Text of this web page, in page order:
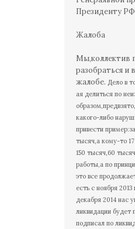
Президенту РФ
Жалоба
Мы,коллектив
разобраться и
жалобе. Дело в
ая делиться по
какого-либо
привести
тысяч,а кому-то
150 тысяч,60
работы,а по
это все
есть с ноября
декабря 2014 нас
ликвидации будет
подписал по